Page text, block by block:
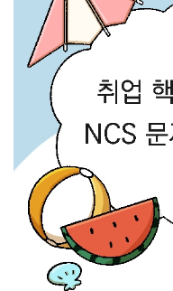
강의 시간과 강의실을
놓치지 않도록 주의하
방식이나 시험 일정이
안내와 학사 공지도 함
중에도 꾸준히 수업에
학업 계획을 미리 조율
계절학기를 수강하는
계획적으로 학업을 이
바랍니다!6월 29일~7월
6월 29일부터 7월 2일
성적열람 및 온라인 이
성적/강의평가로 들어
통해 가능합니다. 교과